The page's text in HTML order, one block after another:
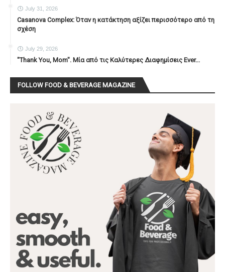
July 31, 2026
Casanova Complex: Όταν η κατάκτηση αξίζει περισσότερο από τη
σχέση
July 29, 2026
"Thank You, Mοm". Μία από τις Καλύτερες Διαφημίσεις Ever...
FOLLOW FOOD & BEVERAGE MAGAZINE